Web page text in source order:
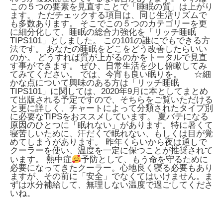
この５つの要素を見直すことで「睡眠の質」は上がり
ます。 ただチェックする項目は、同じ生活リズムで
も多数あります。 そこでこの５つのカテゴリーを更
に細分化して、睡眠の総合力強化を「リッチ睡眠
TIPS101」としました。 この101の誰にでもできる方
法です。 あなたの睡眠をどこをどう改善したらいい
のか。 どうすれば質が上がるのかをトータルで見直
す事ができます。 ぜひ、日常生活を少し俯瞰してみ
てみてください。 では、今宵も良い眠りを。 ☆細
かな点について興味のある方は「リッチ睡眠
TIPS101」に関しては、2020年9月に本としてまとめ
て出版される予定ですので、そちらをご覧いただける
と更に詳しく、チャートによって分類されたタイプ別
に必要なTIPSをおススメしています。 夏バテになる
原因のひとつに「眠れない」があります。特に暑くて
寝苦しいために、汗だくで眠れない、もしくは目が覚
めてしまうがあります。 昨年くらいから夜は通しで
クーラーを使い、温度を一定に保つことが推奨されて
います。 熱中症
予防として、もう命を守るために
必要になってきたクーラー。心地良く寝る必要もあり
ますが、その前に「安全」でなくてはいけません。ま
ずは水分補給して、無理しない温度で過ごしてくださ
いね。